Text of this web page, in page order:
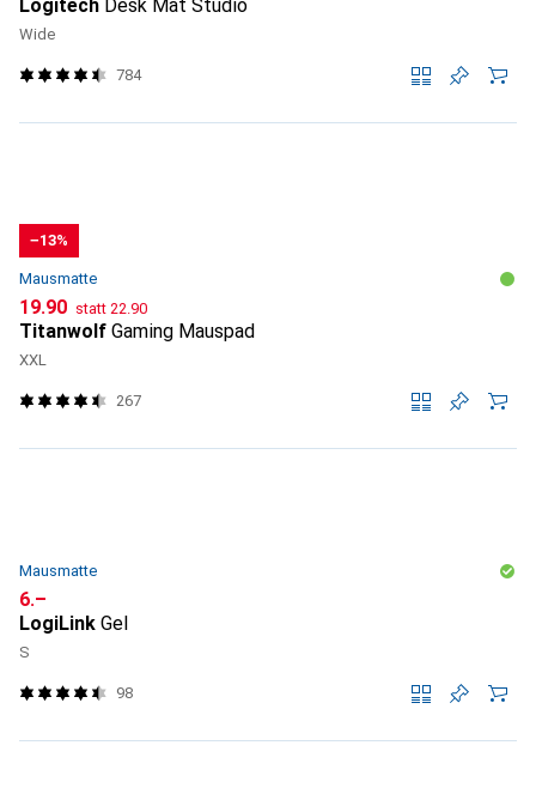
Logitech Desk Mat Studio
Wide
784
−13%
Mausmatte
CHF
19.90 statt CHF
22.90
Titanwolf Gaming Mauspad
XXL
267
Mausmatte
CHF
6.–
LogiLink Gel
S
98